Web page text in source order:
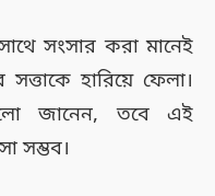
সংসার করা মানেই
হারিয়ে ফেলা।
জানেন, তবে এই
সম্ভব।